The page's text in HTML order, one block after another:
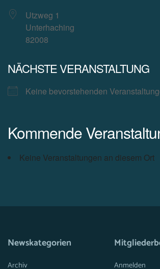
Utzweg 1
Unterhaching
82008
NÄCHSTE VERANSTALTUNG
Keine bevorstehenden
Kommende
Keine Veranstaltungen an diesem Ort
Newskategorien
Archiv
Anmelden